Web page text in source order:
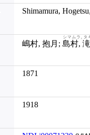
Shimamura,
嶋村, 抱月; 島村,
シマムラ, タ
1871
1918